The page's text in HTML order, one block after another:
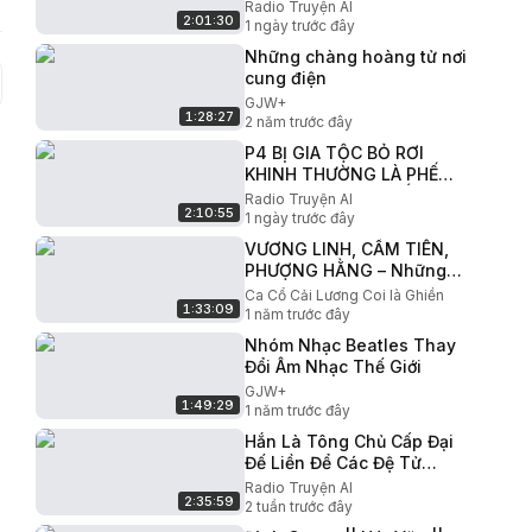
2:01:30
LIỀU CHẾT RỜI KHỎI HẬU
CUNG
Radio Truyện AI
1 ngày trước đây
1:28:27
Những chàng hoàng tử nơi
cung điện
GJW+
2 năm trước đây
2:10:55
P4 BỊ GIA TỘC BỎ RƠI
KHINH THƯỜNG LÀ PHẾ
VẬT NỮ CƯỜNG GIẤU
NGHỀ TRỞ VỀ TRẢ THÙ GIẢ
THIÊN KIM GIẢ
Radio Truyện AI
1 ngày trước đây
1:33:09
VƯƠNG LINH, CẨM TIÊN,
PHƯỢNG HẰNG – Những
bài Tân cổ Giao duyên Hơi
dài Dễ Nghe Dễ Ngủ
Ca Cổ Cải Lương Coi là Ghiền
1 năm trước đây
1:49:29
Nhóm Nhạc Beatles Thay
Đổi Âm Nhạc Thế Giới
GJW+
1 năm trước đây
2:35:59
Hắn Là Tông Chủ Cấp Đại
Đế Liền Để Các Đệ Tử
Xuống Núi Lịch Luyện Và
Cái Kết | Su Review
Radio Truyện AI
2 tuần trước đây